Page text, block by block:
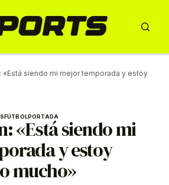
«Está siendo mi mejor temporada y estoy
FÚTBOLPORTADA
«Está siendo mi
y estoy
mucho»